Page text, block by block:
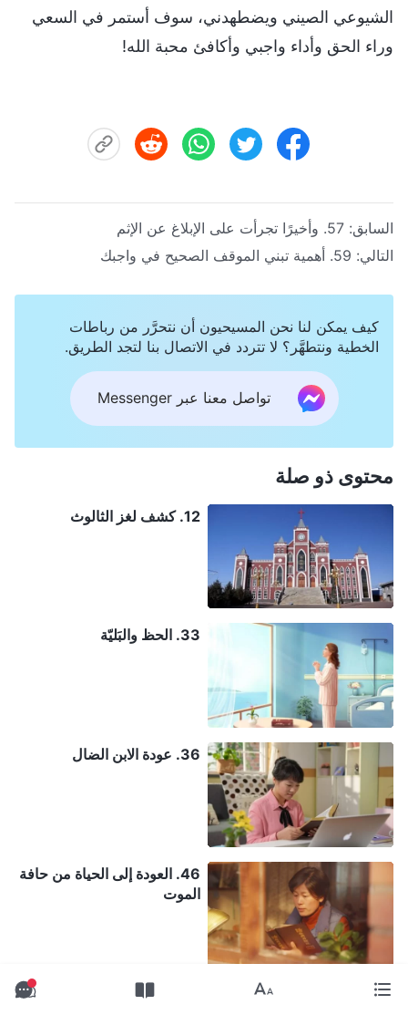
الشيوعي الصيني ويضطهدني، سوف أستمر في السعي
وراء الحق وأداء واجبي وأكافئ محبة الله!
السابق: 57. وأخيرًا تجرأت على الإبلاغ عن الإثم
التالي: 59. أهمية تبني الموقف الصحيح في واجبك
كيف يمكن لنا نحن المسيحيون أن نتحرَّر من رباطات
الخطية ونتطهَّر؟ لا تتردد في الاتصال بنا لتجد الطريق.
تواصل معنا عبر Messenger
محتوى ذو صلة
12. كشف لغز الثالوث
33. الحظ والبَليّة
36. عودة الابن الضال
46. العودة إلى الحياة من حافة
الموت